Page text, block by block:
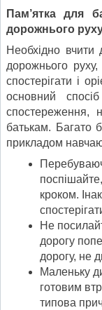
Пам’ятка для
дорожнього
Необхідно вчити
дорожнього
спостерігати і
основний
спостереження,
батькам. Багато
прикладом
кроком.
Не
дорогу
дорогу, не
Маленьку
готовим
типова